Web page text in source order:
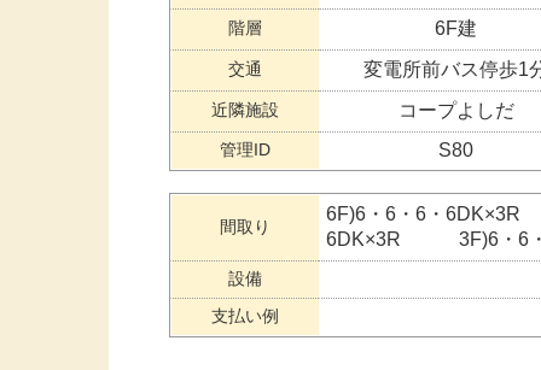
階層 6F建
交通 変電所前バス停歩1
近隣施設 コープよしだ
管理ID S80
間取り
6F)6・6・6・
6DK×3R 3F)6・6
設備
支払い例